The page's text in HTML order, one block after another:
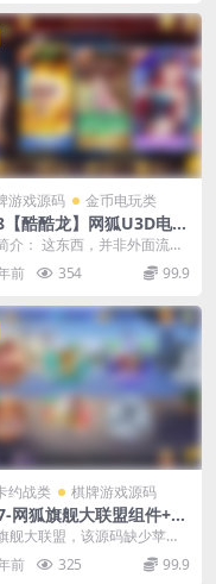
游戏源码 金币电玩类
【酷酷龙】网狐U3D电玩
完整数据库+完整服务
包+全套脚本+完美运营版
介： 这东西，并非外面流传
面若有出现，那都是辣鸡，
比看看了。 ...
前 354 99.9
约战类 棋牌游戏源码
网狐旗舰大联盟组件+数
安卓端源码组件
舰大联盟，该源码缺少苹果
有安卓的版本，没有专用脚
以直接使用网狐...
前 325 99.9